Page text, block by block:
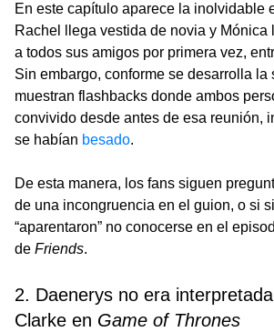
En este capítulo aparece la inolvidable
Rachel llega vestida de novia y Mónica
a todos sus amigos por primera vez,
Sin embargo, conforme se desarrolla la
muestran flashbacks donde ambos
convivido desde antes de esa reunión,
se habían besado.
De esta manera, los fans siguen
de una incongruencia en el guion, o si
“aparentaron” no conocerse en el
de Friends.
2. Daenerys no era
Clarke en Game of Thrones